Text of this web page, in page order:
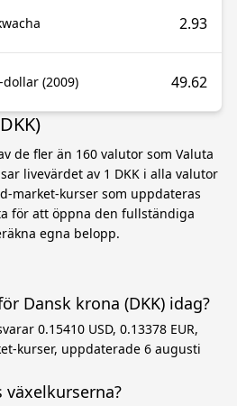
2.93
(2009) 49.62
de fler än 160 valutor som Valuta
livevärdet av 1 DKK i alla valutor
market-kurser som uppdateras
för att öppna den fullständiga
egna belopp.
Dansk krona (DKK) idag?
0.15410 USD, 0.13378 EUR,
kurser, uppdaterade 6 augusti